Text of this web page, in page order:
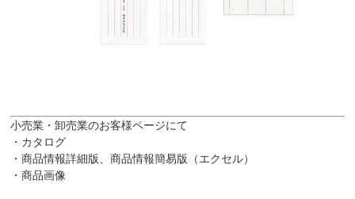
小売業・卸売業のお客様ページにて
・カタログ
・商品情報詳細版、商品情報簡易版（エクセル）
・商品画像